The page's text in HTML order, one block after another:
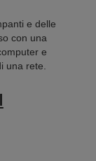
e delle
con una
e
una rete.